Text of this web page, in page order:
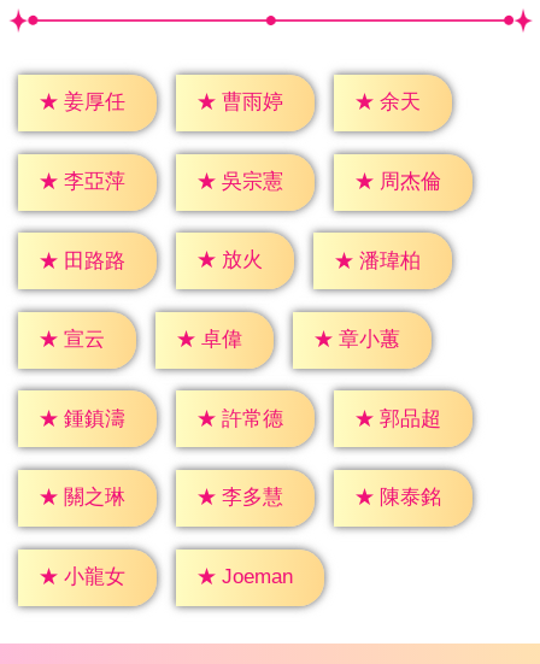
★ 姜厚任 ★ 曹雨婷 ★ 余天
★ 李亞萍 ★ 吳宗憲 ★ 周杰倫
★ 田路路 ★ 放火 ★ 潘瑋柏
★ 宣云 ★ 卓偉 ★ 章小蕙
★ 鍾鎮濤 ★ 許常德 ★ 郭品超
★ 關之琳 ★ 李多慧 ★ 陳泰銘
★ 小龍女 ★ Joeman